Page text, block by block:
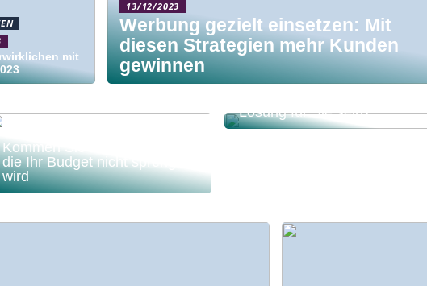
mit
13/12/2023
Werbung gezielt einsetzen: Mit
diesen Strategien mehr Kunden
gewinnen
Kommen Sie auf eine Reise,
die Ihr Budget nicht sprengen
wird
Lösung für Sie sein?